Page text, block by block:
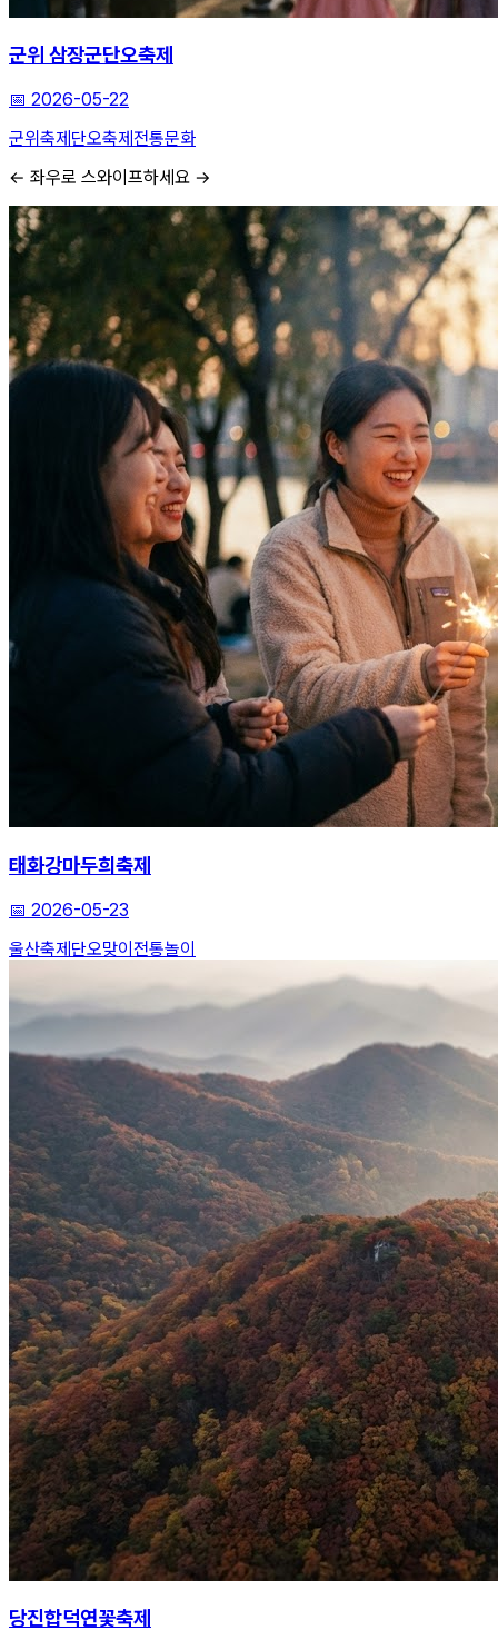
군위 삼장군단오축제
📅 2026-05-22
군위축제단오축제전통문화
← 좌우로 스와이프하세요 →
태화강마두희축제
📅 2026-05-23
울산축제단오맞이 전통놀이
당진합덕연꽃축제